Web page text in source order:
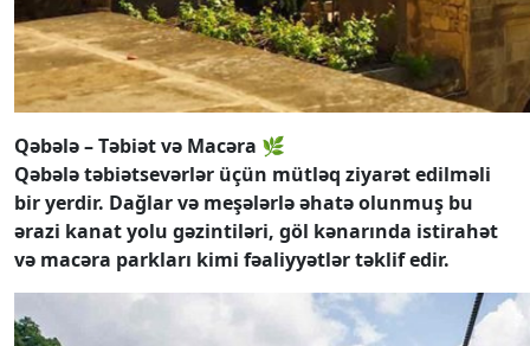
Qəbələ – Təbiət və Macəra 🌿
Qəbələ təbiətsevərlər üçün mütləq ziyarət edilməli
bir yerdir. Dağlar və meşələrlə əhatə olunmuş bu
ərazi kanat yolu gəzintiləri, göl kənarında istirahət
və macəra parkları kimi fəaliyyətlər təklif edir.